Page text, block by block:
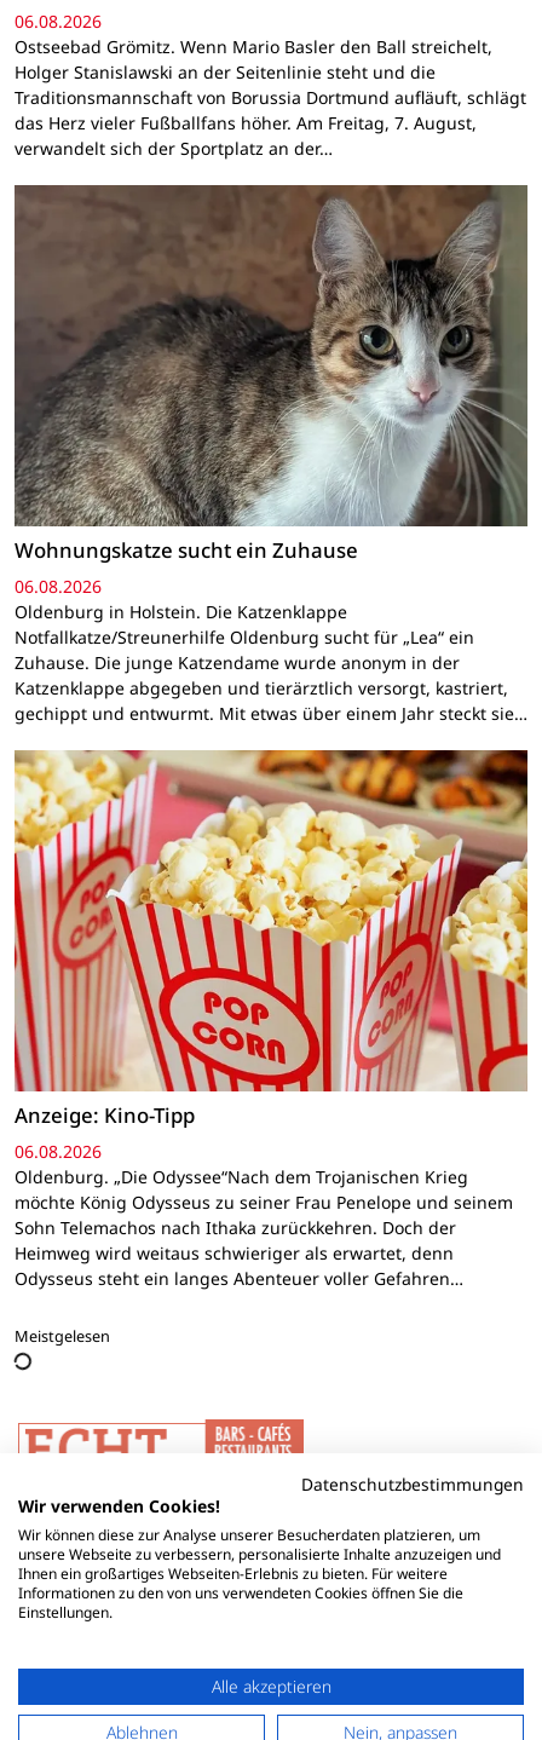
06.08.2026
Ostseebad Grömitz. Wenn Mario Basler den Ball streichelt,
Holger Stanislawski an der Seitenlinie steht und die
Traditionsmannschaft von Borussia Dortmund aufläuft, schlägt
das Herz vieler Fußballfans höher. Am Freitag, 7. August,
verwandelt sich der Sportplatz an der…
Wohnungskatze sucht ein Zuhause
06.08.2026
Oldenburg in Holstein. Die Katzenklappe
Notfallkatze/Streunerhilfe Oldenburg sucht für „Lea“ ein
Zuhause. Die junge Katzendame wurde anonym in der
Katzenklappe abgegeben und tierärztlich versorgt, kastriert,
gechippt und entwurmt. Mit etwas über einem Jahr steckt sie…
Anzeige: Kino-Tipp
06.08.2026
Oldenburg. „Die Odyssee“Nach dem Trojanischen Krieg
möchte König Odysseus zu seiner Frau Penelope und seinem
Sohn Telemachos nach Ithaka zurückkehren. Doch der
Heimweg wird weitaus schwieriger als erwartet, denn
Odysseus steht ein langes Abenteuer voller Gefahren…
Meistgelesen
Datenschutzbestimmungen
Wir verwenden Cookies!
Wir können diese zur Analyse unserer Besucherdaten platzieren, um
unsere Webseite zu verbessern, personalisierte Inhalte anzuzeigen und
Ihnen ein großartiges Webseiten-Erlebnis zu bieten. Für weitere
Informationen zu den von uns verwendeten Cookies öffnen Sie die
Einstellungen.
Alle akzeptieren
Ablehnen
Nein, anpassen